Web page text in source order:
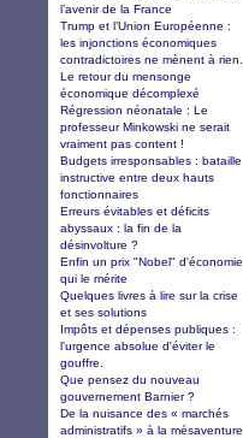
l’avenir de la France
Trump et l’Union Européenne :
les injonctions économiques
contradictoires ne mènent à rien.
Le retour du mensonge
économique décomplexé
Régression néonatale : Le
professeur Minkowski ne serait
vraiment pas content !
Budgets irresponsables : bataille
instructive entre deux hauts
fonctionnaires
Erreurs évitables et déficits
abyssaux : la fin de la
désinvolture ?
Enfin un prix "Nobel" d'économie
qui le mérite
Quelques livres à lire sur la crise
et ses solutions
Impôts et dépenses publiques :
l'urgence absolue d'éviter le
gouffre.
Que pensez du nouveau
gouvernement Barnier ?
De la nuisance des « marchés
administratifs » à la mésaventure